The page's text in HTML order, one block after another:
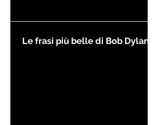
Le frasi più belle di Bob Dylan